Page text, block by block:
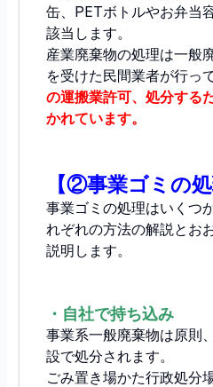
缶、PETボトルやお弁当
該当します。
産業廃棄物の処理は一般
を受けた民間業者が行っ
の運搬業許可、処分する
かれています。
【②事業ゴミの処
事業ゴミの処理はいくつ
れぞれの方法の解説とお
説明します。
・自社で持ち込み
事業系一般廃棄物は原則
設で処分されます。
ごみ置き場かた行政処分